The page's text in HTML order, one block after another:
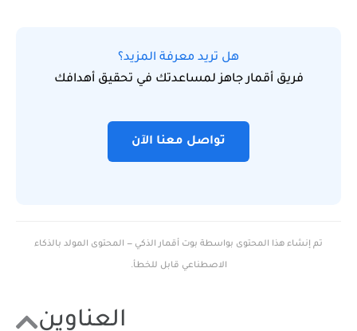
العناوين
هل تريد معرفة المزيد؟
فريق أقمار جاهز لمساعدتك في تحقيق أهدافك
تواصل معنا الآن
تم إنشاء هذا المحتوى بواسطة بوت أقمار الذكي — المحتوى المولد بالذكاء
الاصطناعي قابل للخطأ.